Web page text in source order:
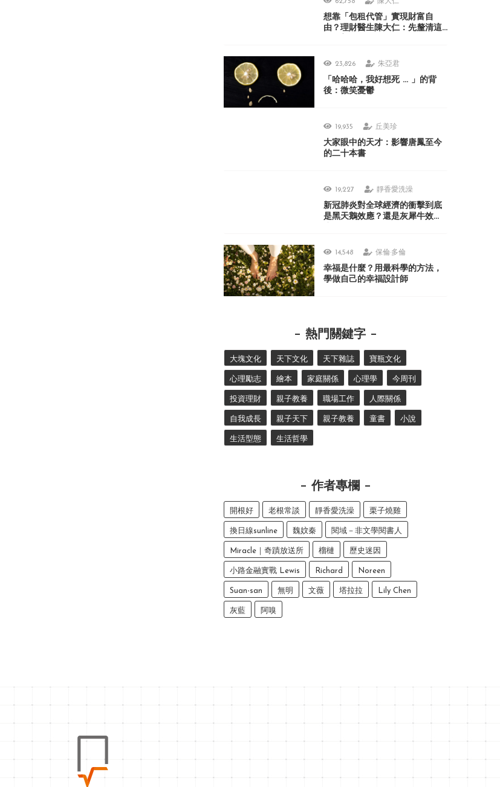
想靠「包租代管」實現財富自
由？理財醫生陳大仁：先釐清這
23,826 朱亞君
「哈哈哈，我好想死 ... 」的背
後：微笑憂鬱
19,935 丘美珍
大家眼中的天才：影響唐鳳至今
的二十本書
19,227 靜香愛洗澡
新冠肺炎對全球經濟的衝擊到底
是黑天鵝效應？還是灰犀牛效
14,548 保倫·多倫
幸福是什麼？用最科學的方法，
學做自己的幸福設計師
熱門關鍵字
大塊文化 天下文化 天下雜誌 寶瓶文化
心理勵志 繪本 家庭關係 心理學 今周刊
投資理財 親子教養 職場工作 人際關係
自我成長 親子天下 親子教養 童書 小說
生活型態 生活哲學
作者專欄
開根好 老根常談 靜香愛洗澡 栗子燒雞
換日線sunline 魏妏秦 閱域－非文學閱書人
Miracle｜奇蹟放送所 榴槤 歷史迷因
小路金融實戰 Lewis Richard Noreen
Suan-san 無明 文薇 塔拉拉 Lily Chen
灰藍 阿嗅